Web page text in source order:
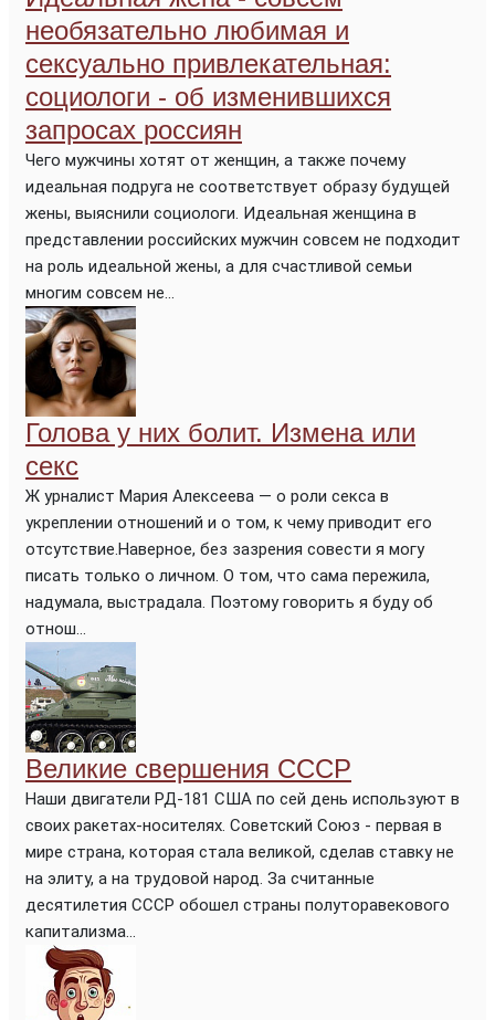
необязательно любимая и
сексуально привлекательная:
социологи - об изменившихся
запросах россиян
Чего мужчины хотят от женщин, а также почему
идеальная подруга не соответствует образу будущей
жены, выяснили социологи. Идеальная женщина в
представлении российских мужчин совсем не подходит
на роль идеальной жены, а для счастливой семьи
многим совсем не...
Голова у них болит. Измена или
секс
Ж урналист Мария Алексеева — о роли секса в
укреплении отношений и о том, к чему приводит его
отсутствие.Наверное, без зазрения совести я могу
писать только о личном. О том, что сама пережила,
надумала, выстрадала. Поэтому говорить я буду об
отнош...
Великие свершения СССР
Наши двигатели РД-181 США по сей день используют в
своих ракетах-носителях. Советский Союз - первая в
мире страна, которая стала великой, сделав ставку не
на элиту, а на трудовой народ. За считанные
десятилетия СССР обошел страны полуторавекового
капитализма...